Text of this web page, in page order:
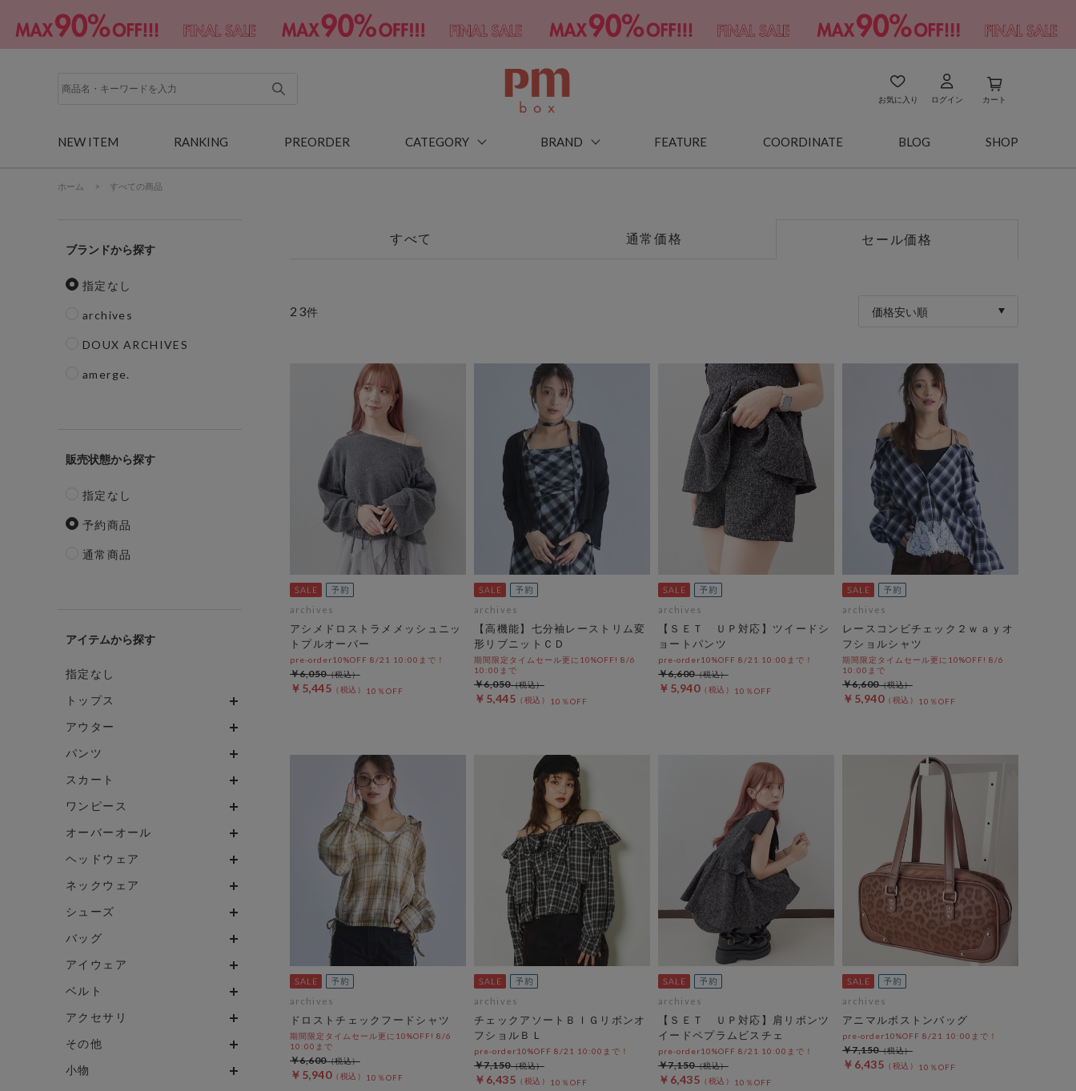
お気に入り ログイン カート
NEW ITEM RANKING PREORDER CATEGORY BRAND FEATURE COORDINATE BLOG SHOP
ホーム > すべての商品
ブランド
指定なし
archives
DOUX ARCHIVES
amerge.
販売状態
指定なし
予約商品
通常商品
アイテム
指定なし
トップス
アウター
パンツ
スカート
ワンピース
オーバーオール
ヘッドウェア
ネックウェア
シューズ
バッグ
アイウェア
ベルト
アクセサリ
その他
小物
すべて 通常価格 セール価格
23件 価格安い順
archives
アシメドロストラメメッシュニッ
トプルオーバー
pre-order10%OFF 8/21 10:00まで！
￥5,445 10％OFF
￥6,050
archives
【高機能】七分袖レーストリム変
形リブニットＣＤ
期間限定タイムセール更に10%OFF! 8/6
10:00まで
￥5,445 10％OFF
￥6,050
archives
【ＳＥＴ ＵＰ対応】ツイードシ
ョートパンツ
pre-order10%OFF 8/21 10:00まで！
￥5,940 10％OFF
￥6,600
archives
レースコンビチェック２ｗａｙオ
フショルシャツ
期間限定タイムセール更に10%OFF! 8/6
10:00まで
￥5,940 10％OFF
￥6,600
archives
ドロストチェックフードシャツ
期間限定タイムセール更に10%OFF! 8/6
10:00まで
￥5,940 10％OFF
￥6,600
archives
チェックアソートＢＩＧリボンオ
フショルＢＬ
pre-order10%OFF 8/21 10:00まで！
￥6,435 10％OFF
￥7,150
archives
【ＳＥＴ ＵＰ対応】肩リボンツ
イードペプラムビスチェ
pre-order10%OFF 8/21 10:00まで！
￥6,435 10％OFF
￥7,150
archives
アニマルボストンバッグ
pre-order10%OFF 8/21 10:00まで！
￥6,435 10％OFF
￥7,150